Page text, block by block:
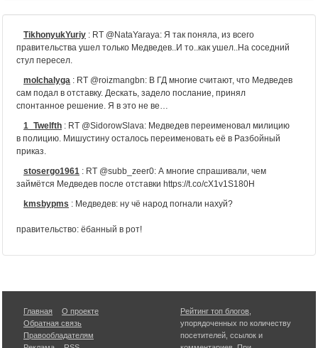
TikhonyukYuriy : RT @NataYaraya: Я так поняла, из всего
правительства ушел только Медведев..И то..как ушел..На соседний
стул пересел.
molchalyga : RT @roizmangbn: В ГД многие считают, что Медведев
сам подал в отставку. Дескать, задело послание, принял
спонтанное решение. Я в это не ве…
1_Twelfth : RT @SidorowSlava: Медведев переименовал милицию
в полицию. Мишустину осталось переименовать её в Разбойный
приказ.
stosergo1961 : RT @subb_zeer0: А многие спрашивали, чем
займётся Медведев после отставки https://t.co/cX1v1S180H
kmsbypms : Медведев: ну чё народ погнали нахуй?
правительство: ёбанный в рот!
только одну –… https://t.co/Thk6lwer7S
VKsmiru:Песков не стал комментировать сообщения о
"параллельных" проектах реформы Конституции
Главная
О проекте
Обратная связь
Правообладателям
Рейтинг топ блогов
упорядоченных по количеству
посетителей, ссылок и